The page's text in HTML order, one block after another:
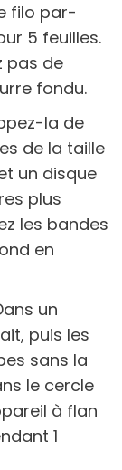
filo par-
5 feuilles.
pas de
fondu.
la de
de la taille
un disque
plus
les bandes
en
un
puis les
sans la
le cercle
à flan
1